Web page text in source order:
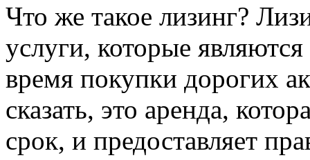
Что же такое лизинг?
услуги, которые
время покупки дорогих
сказать, это аренда,
срок, и предоставляет